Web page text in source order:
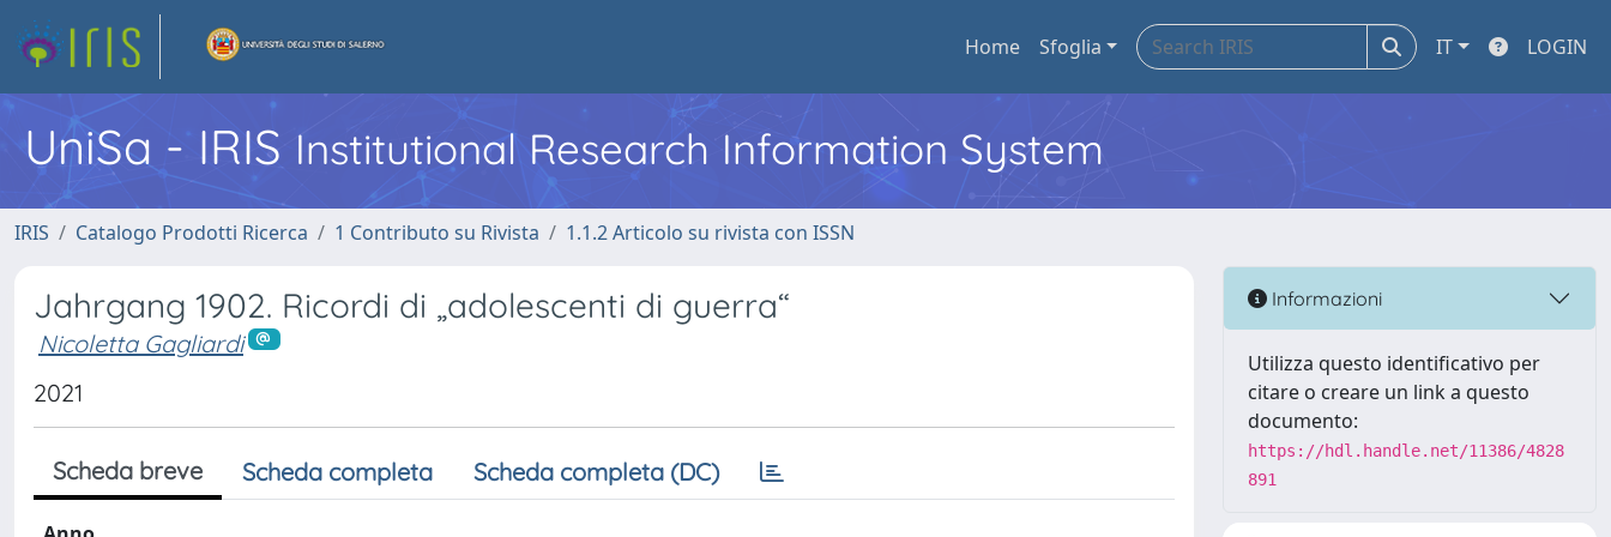
Home Sfoglia IT LOGIN
UniSa - IRIS Institutional Research Information System
IRIS Catalogo Prodotti Ricerca 1 Contributo su Rivista 1.1.2 Articolo su rivista con ISSN
Jahrgang 1902. Ricordi di „adolescenti di guerra“
Nicoletta Gagliardi
2021
Scheda breve Scheda completa Scheda completa (DC)
Informazioni
Utilizza questo identificativo per
citare o creare un link a questo
documento:
https://hdl.handle.net/11386/4828
891